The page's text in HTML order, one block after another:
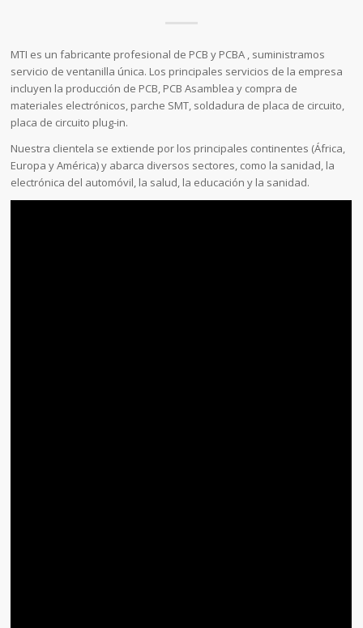
MTI es un fabricante profesional de PCB y PCBA , suministramos
servicio de ventanilla única. Los principales servicios de la empresa
incluyen la producción de PCB, PCB Asamblea y compra de
materiales electrónicos, parche SMT, soldadura de placa de circuito,
placa de circuito plug-in.
Nuestra clientela se extiende por los principales continentes (África,
Europa y América) y abarca diversos sectores, como la sanidad, la
electrónica del automóvil, la salud, la educación y la sanidad.